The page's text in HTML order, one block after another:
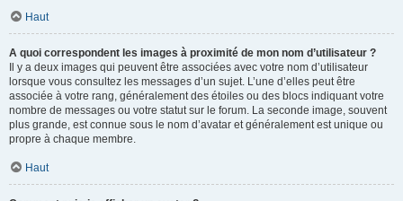
Haut
A quoi correspondent les images à proximité de mon nom d’utilisateur ?
Il y a deux images qui peuvent être associées avec votre nom d’utilisateur
lorsque vous consultez les messages d’un sujet. L’une d’elles peut être
associée à votre rang, généralement des étoiles ou des blocs indiquant votre
nombre de messages ou votre statut sur le forum. La seconde image, souvent
plus grande, est connue sous le nom d’avatar et généralement est unique ou
propre à chaque membre.
Haut